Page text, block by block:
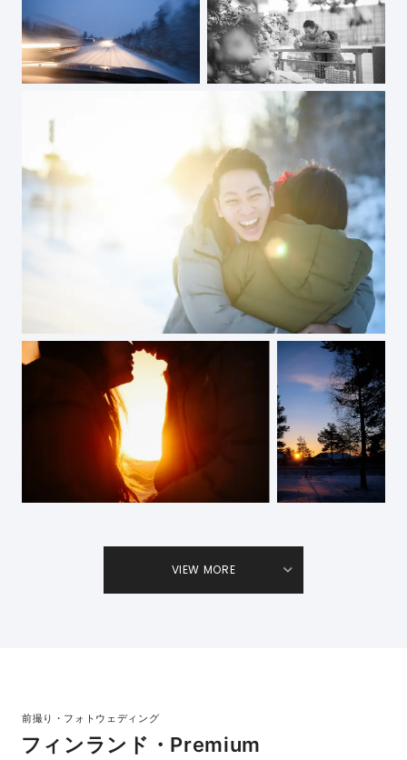
VIEW MORE
前撮り・フォトウェディング
フィンランド・Premium